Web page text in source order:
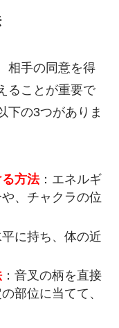
相手の同意を得
ることが重要で
下の3つがありま
方法：エネルギ
、チャクラの位
に持ち、体の近
：音叉の柄を直接
部位に当てて、